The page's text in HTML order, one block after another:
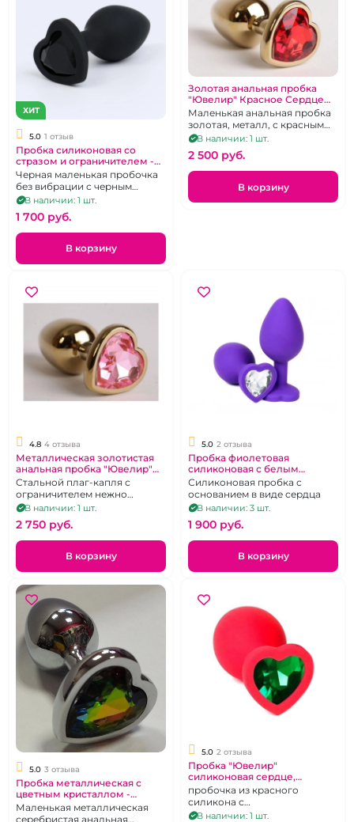
ХИТ
5.0 1 отзыв
Пробка силиконовая со
стразом и ограничителем -
Сердце "Ювелир"
Черная маленькая пробочка
без вибрации с черным
кристаллом, размер S
В наличии: 1 шт.
1 700 pуб.
В корзину
Золотая анальная пробка
"Ювелир" Красное Сердце
металлическая
Маленькая анальная пробка
золотая, металл, с красным
кристаллом сердечком
В наличии: 1 шт.
2 500 pуб.
В корзину
4.8 4 отзыва
Металлическая золотистая
анальная пробка "Ювелир"
со стразом сердце
Стальной плаг-капля с
ограничителем нежно
розовым кристаллом-
сердцем среднего размера,
95 г
В наличии: 1 шт.
2 750 pуб.
В корзину
5.0 2 отзыва
Пробка фиолетовая
силиконовая с белым
кристаллом Сердце
"Ювелир"
Силиконовая пробка с
основанием в виде сердца
В наличии: 3 шт.
1 900 pуб.
В корзину
5.0 3 отзыва
Пробка металлическая с
цветным кристаллом -
сердце "Ювелир" размер s
Маленькая металлическая
серебристая анальная
5.0 2 отзыва
Пробка "Ювелир"
силиконовая сердце,
зеленый кристалл размер М
пробочка из красного
силикона с
зеленымкристаллом сердце в
В наличии: 1 шт.